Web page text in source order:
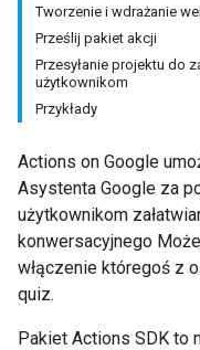
Tworzenie i wdrażanie
Prześlij pakiet akcji
Przesyłanie projektu do
użytkownikom
Przykłady
Actions on Google
Asystenta Google za
użytkownikom
konwersacyjnego
włączenie któregoś z
quiz.
Pakiet Actions SDK to